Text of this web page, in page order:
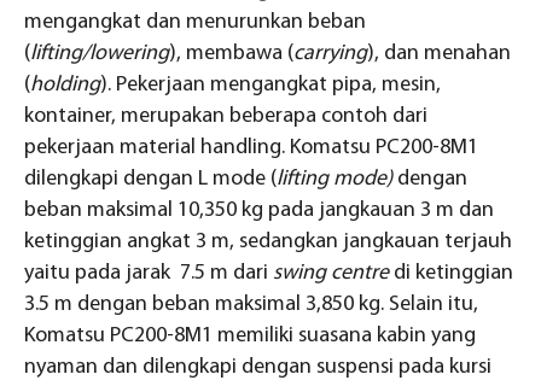
mengangkat dan menurunkan beban
(lifting/lowering), membawa (carrying), dan menahan
(holding). Pekerjaan mengangkat pipa, mesin,
kontainer, merupakan beberapa contoh dari
pekerjaan material handling. Komatsu PC200-8M1
dilengkapi dengan L mode (lifting mode)dengan
beban maksimal 10,350 kg pada jangkauan 3 m dan
ketinggian angkat 3 m, sedangkan jangkauan terjauh
yaitu pada jarak 7.5 m dari swing centredi ketinggian
3.5 m dengan beban maksimal 3,850 kg. Selain itu,
Komatsu PC200-8M1 memiliki suasana kabin yang
nyaman dan dilengkapi dengan suspensi pada kursi